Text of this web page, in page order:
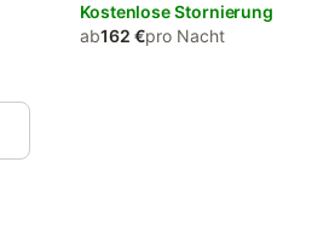
Kostenlose Stornierung
ab162 €pro Nacht